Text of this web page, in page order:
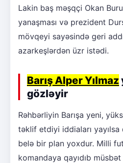
Lakin baş məşqçi Okan
yanaşması və prezident
mövqeyi sayəsində geri
azarkeşlərdən üzr istədi.
Barış Alper Yılmaz
gözləyir
Rəhbərliyin Barışa yeni,
təklif etdiyi iddiaları yayılsa
belə bir plan yoxdur. Milli
komandaya qayıdıb